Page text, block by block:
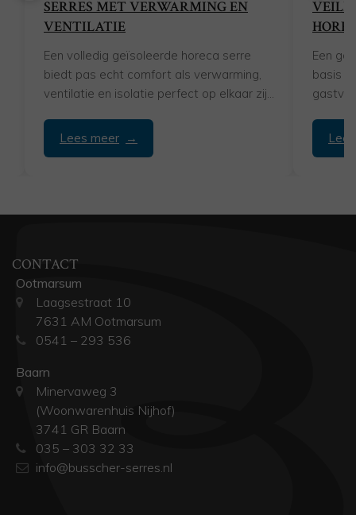
SERRES MET VERWARMING EN
VENTILATIE
Een volledig geïsoleerde horeca serre
biedt pas echt comfort als verwarming,
ventilatie en isolatie perfect op elkaar zijn
Lees meer
Een
basis
CONTACT
Ootmarsum
Laagsestraat 10
7631 AM Ootmarsum
0541 – 293 536
Baarn
Minervaweg 3
(Woonwarenhuis Nijhof)
3741 GR Baarn
035 – 303 32 33
info@busscher-serres.nl